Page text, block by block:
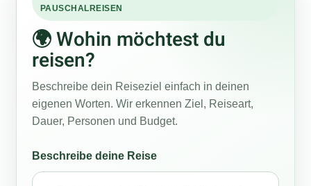
PAUSCHALREISEN
🌍 Wohin möchtest du
reisen?
Beschreibe dein Reiseziel einfach in deinen
eigenen Worten. Wir erkennen Ziel, Reiseart,
Dauer, Personen und Budget.
Beschreibe deine Reise